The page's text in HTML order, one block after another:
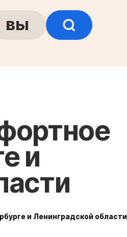
вы
и
и Ленинградской области